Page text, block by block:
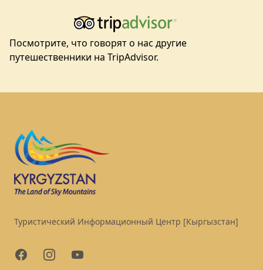
Посмотрите, что говорят о нас другие
путешественники на TripAdvisor.
Туристический Информационный Центр [Кыргызстан]
FacebookInstagramYouTube